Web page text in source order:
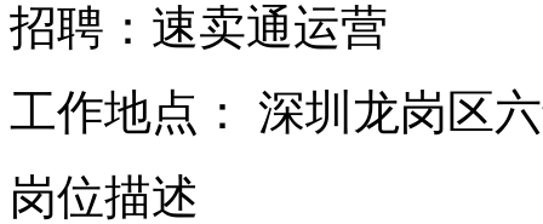
招聘：速卖通运营
工作地点： 深圳龙岗区
岗位描述